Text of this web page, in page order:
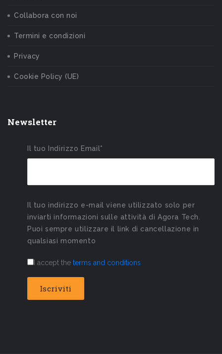
Collabora con noi
Termini e condizioni
Privacy
Cookie Policy (UE)
Newsletter
Il tuo Indirizzo Email*
Il tuo indirizzo e-mail viene utilizzato solo per
inviarti informazioni sulle attività di Agora Tech.
Puoi sempre utilizzare il link di cancellazione in
qualsiasi momento
I accept the terms and conditions